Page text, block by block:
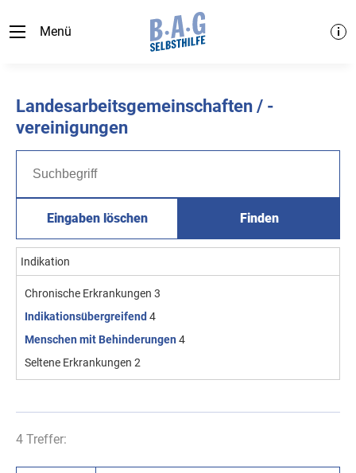
Menü
Landesarbeitsgemeinschaften / -
vereinigungen
Eingaben löschen Finden
Indikation
Chronische Erkrankungen 3
Indikationsübergreifend 4
Menschen mit Behinderungen 4
Seltene Erkrankungen 2
4 Treffer: